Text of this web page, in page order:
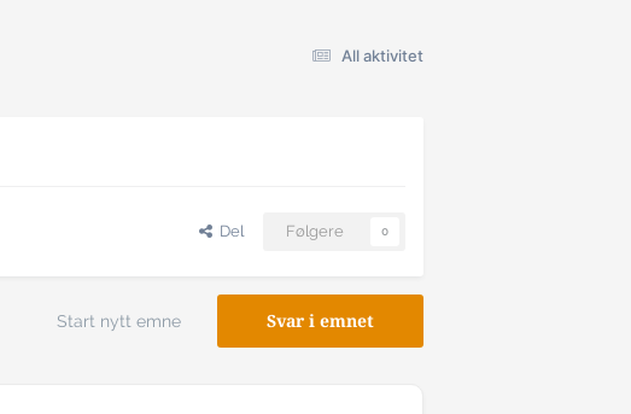
All aktivitet
Del Følgere 0
Svar i emnet
Start nytt emne